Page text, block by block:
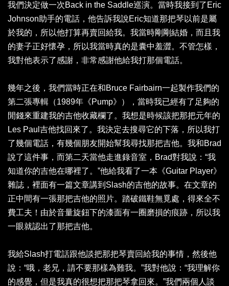
我們決定做一次Back in the Saddle巡演。當時我接到了Eric
Johnson助手的電話，他告訴我說Eric知道那把琴以前是屬
於我的，所以他打算再賣回給我。我當時剛剛結婚，而且我
的妻子正好懷孕，所以我當時真的是囊中羞澀。不管怎樣，
我對他表示了感謝，非常感謝他給我打那個電話。
幾年之後，我們當時正在和Bruce Fairbairn一起製作我們的
第二張專輯（1989年《Pump》），當時我已經有了足夠的
閒錢來重建我的吉他收藏欄了。我想是時候該把那把元年的
Les Paul吉他找回來了。我決定去搜尋它的下落，所以我打
了幾個電話，有幾個朋友開始幫我尋找那把吉他。我和Brad
說了這件事，而第二天當他走進錄音室，Brad對我說：“我
知道你的吉他在哪裡了。”他給我看了一本《Guitar Player》
雜誌，裡面有一篇文章講到Slash的吉他的故事。在文章的
正中間有一張那把吉他的照片。踏破鐵鞋無覓處，得來全不
費工夫！由於音量旋鈕下的漆面有一圈磨損的痕跡，所以我
一眼就認出了那把吉他。
我給Slash打電話跟他談把那把琴賣回給我的事情，然後他
說：“哦，老兄，請不要那樣為難我。”我對他說：“我理解你
的感覺，但是我真的很想把那把琴拿回來。”我們兩個人談